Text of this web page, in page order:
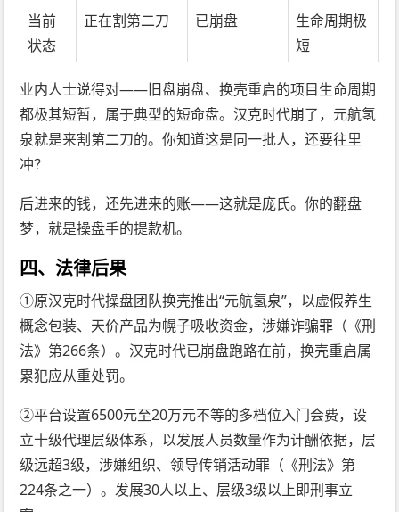
当前
状态
正在割第二刀 已崩盘
生命周期极
短
业内人士说得对——旧盘崩盘、换壳重启的项目生命周期
都极其短暂，属于典型的短命盘。汉克时代崩了，元航氢
泉就是来割第二刀的。你知道这是同一批人，还要往里
冲？
后进来的钱，还先进来的账——这就是庞氏。你的翻盘
梦，就是操盘手的提款机。
四、法律后果
①原汉克时代操盘团队换壳推出“元航氢泉”，以虚假养生
概念包装、天价产品为幌子吸收资金，涉嫌诈骗罪（《刑
法》第266条）。汉克时代已崩盘跑路在前，换壳重启属
累犯应从重处罚。
②平台设置6500元至20万元不等的多档位入门会费，设
立十级代理层级体系，以发展人员数量作为计酬依据，层
级远超3级，涉嫌组织、领导传销活动罪（《刑法》第
224条之一）。发展30人以上、层级3级以上即刑事立